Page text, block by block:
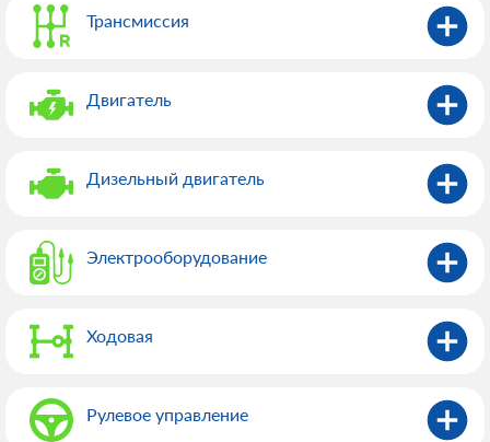
Трансмиссия
Двигатель
Дизельный двигатель
Электрооборудованиe
Ходовая
Рулевое управление